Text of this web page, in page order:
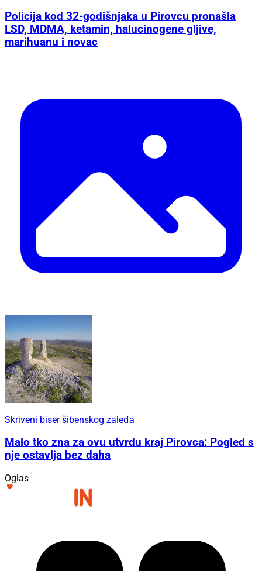
Policija kod 32-godišnjaka u Pirovcu pronašla
LSD, MDMA, ketamin, halucinogene gljive,
marihuanu i novac
Skriveni biser šibenskog zaleđa
Malo tko zna za ovu utvrdu kraj Pirovca: Pogled s
nje ostavlja bez daha
Oglas